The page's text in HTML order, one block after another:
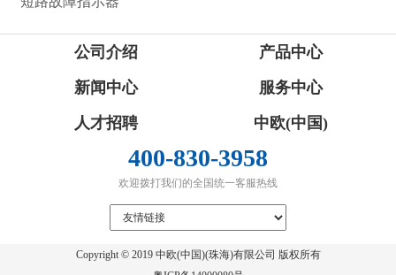
公司介绍
产品中心
新闻中心
服务中心
人才招聘
中欧(中国)
400-830-3958
欢迎拨打我们的全国统一客服热线
Copyright © 2019 中欧(中国)(珠海)有限公司 版权所有